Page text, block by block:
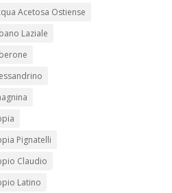
Acetosa Ostiense
Laziale
Pignatelli
Claudio
Latino